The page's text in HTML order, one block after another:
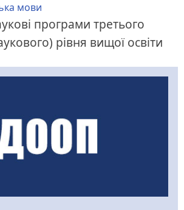
мови
програми третього
рівня вищої освіти